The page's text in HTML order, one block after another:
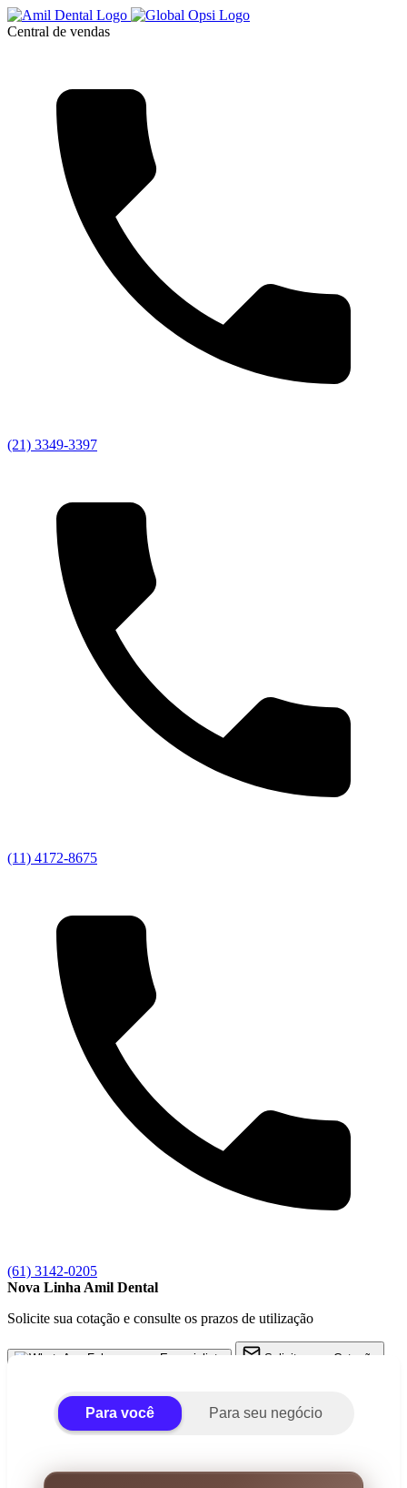
Central de vendas
(21) 3349-3397
(11) 4172-8675
(61) 3142-0205
Nova Linha Amil Dental
Solicite sua cotação e consulte os prazos de utilização
Fale com um Especialista Solicite uma Cotação
Para você Para seu negócio